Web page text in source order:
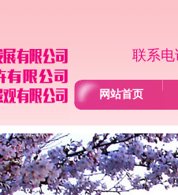
联系电
网站首页